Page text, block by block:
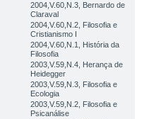
2004,V.60,N.3, Bernardo de
Claraval
2004,V.60,N.2, Filosofia e
Cristianismo I
2004,V.60,N.1, História da
Filosofia
2003,V.59,N.4, Herança de
Heidegger
2003,V.59,N.3, Filosofia e
Ecologia
2003,V.59,N.2, Filosofia e
Psicanálise